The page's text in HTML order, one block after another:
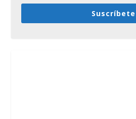
Suscríbete